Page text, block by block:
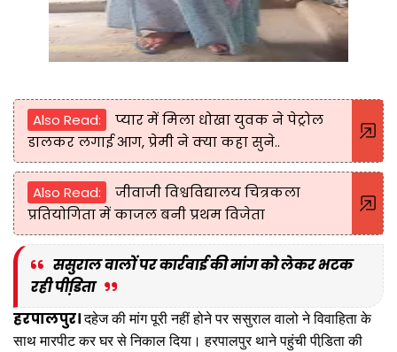
Also Read:
प्यार में मिला धोखा युवक ने पेट्रोल
डालकर लगाई आग, प्रेमी ने क्या कहा सुने..
Also Read:
जीवाजी विश्वविद्यालय चित्रकला
प्रतियोगिता में काजल बनी प्रथम विजेता
ससुराल वालों पर कार्रवाई की मांग को लेकर भटक
रही पीडि़ता
हरपालपुर।दहेज की मांग पूरी नहीं होने पर ससुराल वालो ने विवाहिता के
साथ मारपीट कर घर से निकाल दिया। हरपालपुर थाने पहुंची पीडि़ता की